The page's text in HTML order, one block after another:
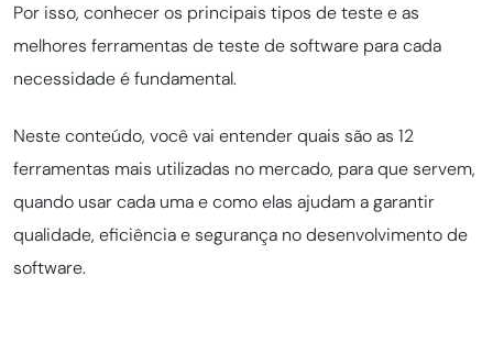
Por isso, conhecer os principais tipos de teste e as
melhores ferramentas de teste de software para cada
necessidade é fundamental.
Neste conteúdo, você vai entender quais são as 12
ferramentas mais utilizadas no mercado, para que servem,
quando usar cada uma e como elas ajudam a garantir
qualidade, eficiência e segurança no desenvolvimento de
software.